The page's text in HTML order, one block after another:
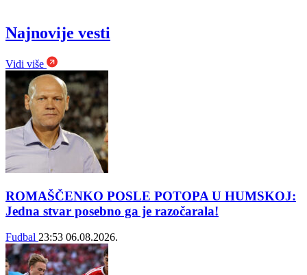
Najnovije vesti
Vidi više
ROMAŠČENKO POSLE POTOPA U HUMSKOJ:
Jedna stvar posebno ga je razočarala!
Fudbal 23:53 06.08.2026.